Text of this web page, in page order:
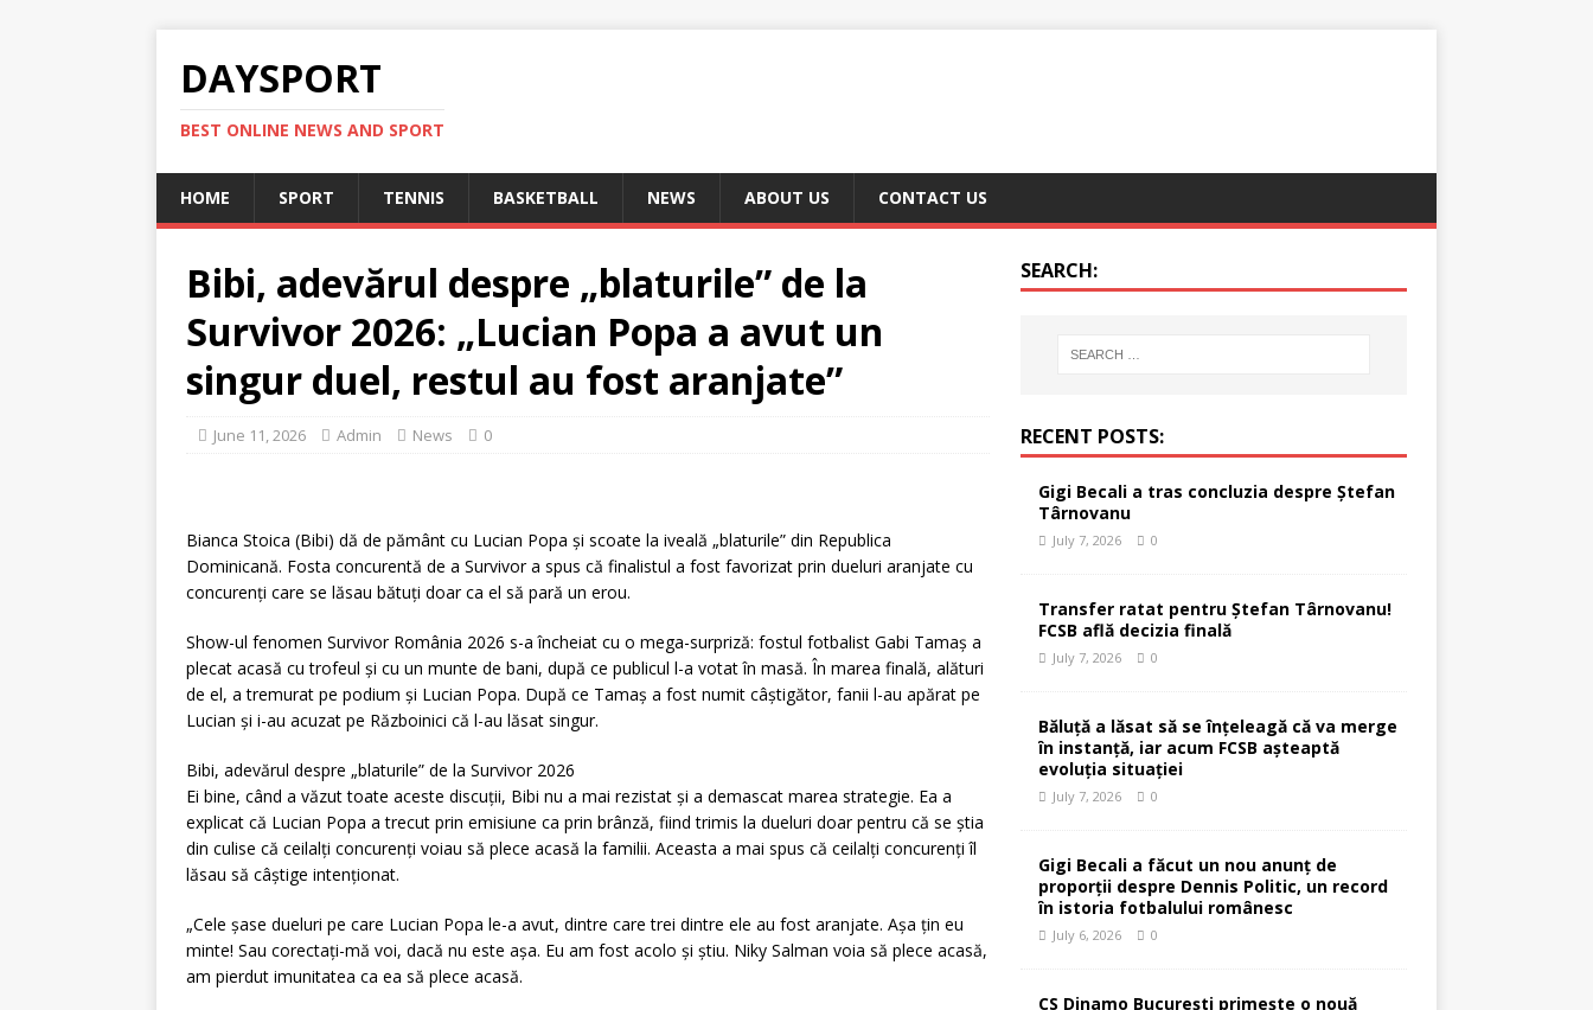
DAYSPORT
BEST ONLINE NEWS AND SPORT
HOME SPORT TENNIS BASKETBALL NEWS ABOUT US CONTACT US
Bibi, adevărul despre „blaturile” de la
Survivor 2026: „Lucian Popa a avut un
singur duel, restul au fost aranjate”
June 11, 2026 Admin News 0
Bianca Stoica (Bibi) dă de pământ cu Lucian Popa și scoate la iveală „blaturile” din Republica
Dominicană. Fosta concurentă de a Survivor a spus că finalistul a fost favorizat prin dueluri aranjate cu
concurenți care se lăsau bătuți doar ca el să pară un erou.
Show-ul fenomen Survivor România 2026 s-a încheiat cu o mega-surpriză: fostul fotbalist Gabi Tamaș a
plecat acasă cu trofeul și cu un munte de bani, după ce publicul l-a votat în masă. În marea finală, alături
de el, a tremurat pe podium și Lucian Popa. După ce Tamaș a fost numit câștigător, fanii l-au apărat pe
Lucian și i-au acuzat pe Războinici că l-au lăsat singur.
Bibi, adevărul despre „blaturile” de la Survivor 2026
Ei bine, când a văzut toate aceste discuții, Bibi nu a mai rezistat și a demascat marea strategie. Ea a
explicat că Lucian Popa a trecut prin emisiune ca prin brânză, fiind trimis la dueluri doar pentru că se știa
din culise că ceilalți concurenți voiau să plece acasă la familii. Aceasta a mai spus că ceilalți concurenți îl
lăsau să câștige intenționat.
„Cele șase dueluri pe care Lucian Popa le-a avut, dintre care trei dintre ele au fost aranjate. Așa țin eu
minte! Sau corectați-mă voi, dacă nu este așa. Eu am fost acolo și știu. Niky Salman voia să plece acasă,
am pierdut imunitatea ca ea să plece acasă.
SEARCH:
RECENT POSTS:
Gigi Becali a tras concluzia despre Ștefan
Târnovanu
July 7, 2026 0
Transfer ratat pentru Ștefan Târnovanu!
FCSB află decizia finală
July 7, 2026 0
Băluță a lăsat să se înțeleagă că va merge
în instanță, iar acum FCSB așteaptă
evoluția situației
July 7, 2026 0
Gigi Becali a făcut un nou anunț de
proporții despre Dennis Politic, un record
în istoria fotbalului românesc
July 6, 2026 0
CS Dinamo București primește o nouă